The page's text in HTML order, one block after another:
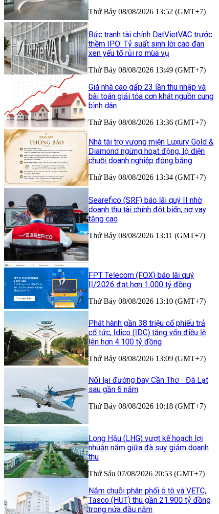
Thứ Bảy 08/08/2026 13:52 (GMT+7)
Bức tranh tài chính DatVietVAC trước
thềm IPO: Tỷ suất sinh lời cao đan
xen yếu tố rủi ro mùa vụ
Thứ Bảy 08/08/2026 13:49 (GMT+7)
Giá nhà cao gấp 23 lần thu nhập và
bài toán giải tỏa cơn khát nguồn cung
bình dân
Thứ Bảy 08/08/2026 13:36 (GMT+7)
Nhà tài trợ vương miện Luxury Gold &
Diamond ngừng hoạt động, lộ diện
chuỗi doanh nghiệp đóng băng
Thứ Bảy 08/08/2026 13:34 (GMT+7)
Searefico (SRF) báo lãi quý II nhờ
doanh thu tài chính đột biến, nợ vay
tăng cao
Thứ Bảy 08/08/2026 13:11 (GMT+7)
FPT Telecom (FOX) báo lãi quý
II/2026 đạt hơn 1.000 tỷ đồng
Thứ Bảy 08/08/2026 13:10 (GMT+7)
Phát hành gần 38 triệu cổ phiếu trả
cổ tức, Idico (IDC) tăng vốn điều lệ
lên hơn 4.100 tỷ đồng
Thứ Bảy 08/08/2026 13:09 (GMT+7)
Nối lại đường bay Cần Thơ - Đà Lạt
sau gần 6 năm
Thứ Bảy 08/08/2026 10:18 (GMT+7)
Long Hậu (LHG) vượt kế hoạch lợi
nhuận năm giữa đà suy giảm doanh
thu
Thứ Sáu 07/08/2026 20:53 (GMT+7)
Nắm chuỗi phân phối ô tô và VETC,
Tasco (HUT) thu gần 21.900 tỷ đồng
trong nửa đầu năm